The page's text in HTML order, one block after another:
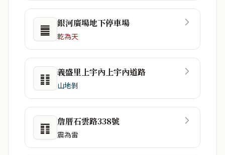
䷀ 銀河廣場地下停車場
乾為天
䷁ 義盛里上宇內上宇內道路
山地剝
䷖ 詹厝石雲路338號
震為雷